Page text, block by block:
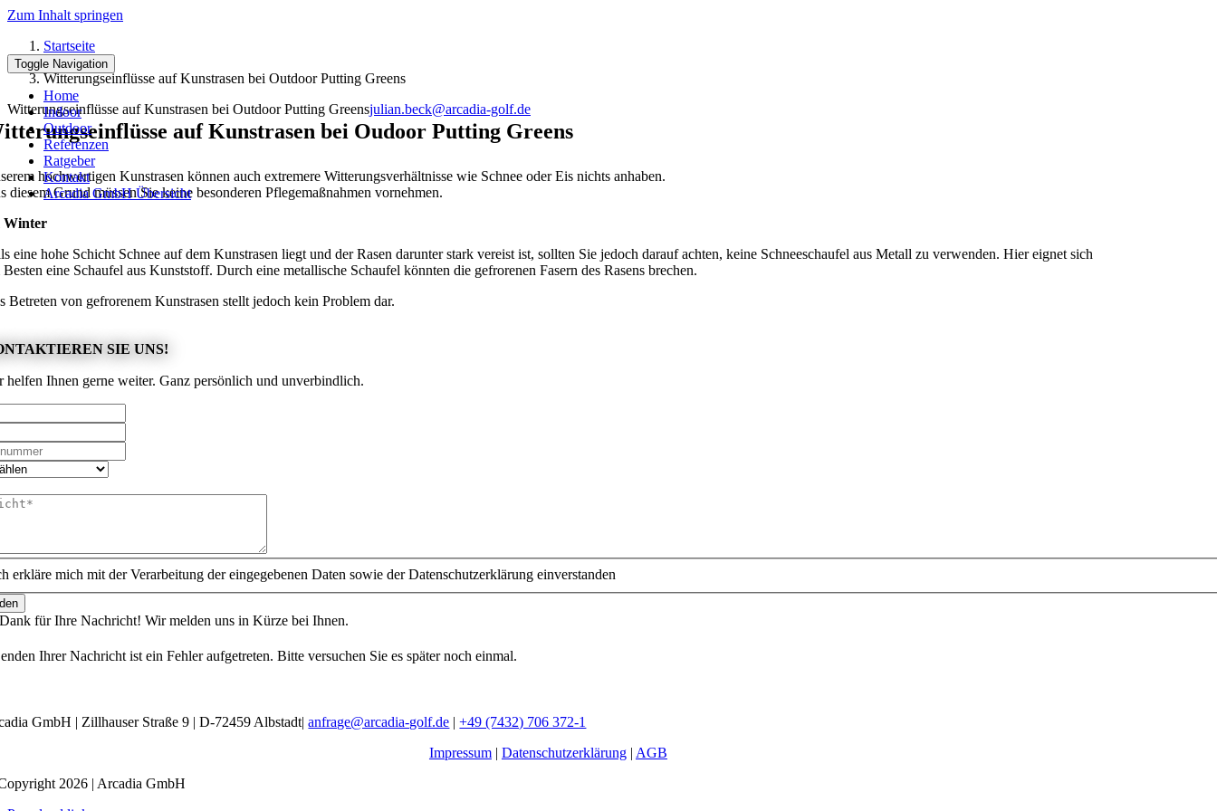
Zum Inhalt springen
Toggle Navigation
Home
Indoor
Outdoor
Referenzen
Ratgeber
Kontakt
Arcadia GmbH Übersicht
Startseite
Ratgeber
Witterungseinflüsse auf Kunstrasen bei Outdoor Putting Greens
Witterungseinflüsse auf Kunstrasen bei Outdoor Putting Greensjulian.beck@arcadia-golf.de
auf Kunstrasen bei Oudoor Putting Greens
hochwertigen Kunstrasen können auch extremere Witterungsverhältnisse wie Schnee oder Eis nichts anhaben.
diesem Grund müssen Sie keine besonderen Pflegemaßnahmen vornehmen.
Winter
eine hohe Schicht Schnee auf dem Kunstrasen liegt und der Rasen darunter stark vereist ist, sollten Sie jedoch darauf achten, keine Schneeschaufel aus Metall zu verwenden. Hier eignet sich
Besten eine Schaufel aus Kunststoff. Durch eine metallische Schaufel könnten die gefrorenen Fasern des Rasens brechen.
Betreten von gefrorenem Kunstrasen stellt jedoch kein Problem dar.
SIE UNS!
helfen Ihnen gerne weiter. Ganz persönlich und unverbindlich.
erkläre mich mit der Verarbeitung der eingegebenen Daten sowie der Datenschutzerklärung einverstanden
für Ihre Nachricht! Wir melden uns in Kürze bei Ihnen.
Ihrer Nachricht ist ein Fehler aufgetreten. Bitte versuchen Sie es später noch einmal.
GmbH | Zillhauser Straße 9 | D-72459 Albstadt|anfrage@arcadia-golf.de |+49 (7432) 706 372-1
Impressum| Datenschutzerklärung| AGB
2026 | Arcadia GmbH